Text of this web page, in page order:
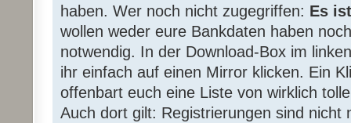
haben. Wer noch nicht zugegriffen: Es
wollen weder eure Bankdaten haben
notwendig. In der Download-Box im
ihr einfach auf einen Mirror klicken. Ein
offenbart euch eine Liste von wirklich
Auch dort gilt: Registrierungen sind nicht